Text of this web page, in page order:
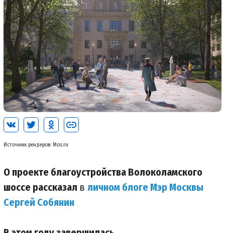
Источник рендеров: Mos.ru
О проекте благоустройства Волоколамского
шоссе рассказал в личном блоге Мэр Москвы
Сергей Собянин